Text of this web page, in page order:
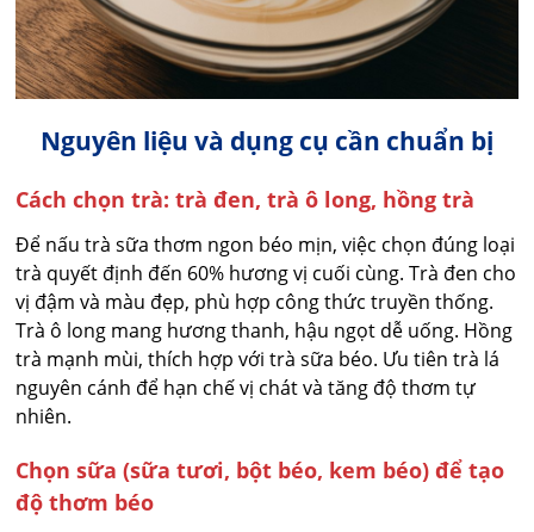
Nguyên liệu và dụng cụ cần chuẩn bị
Cách chọn trà: trà đen, trà ô long, hồng trà
Để nấu trà sữa thơm ngon béo mịn, việc chọn đúng loại
trà quyết định đến 60% hương vị cuối cùng. Trà đen cho
vị đậm và màu đẹp, phù hợp công thức truyền thống.
Trà ô long mang hương thanh, hậu ngọt dễ uống. Hồng
trà mạnh mùi, thích hợp với trà sữa béo. Ưu tiên trà lá
nguyên cánh để hạn chế vị chát và tăng độ thơm tự
nhiên.
Chọn sữa (sữa tươi, bột béo, kem béo) để tạo
độ thơm béo